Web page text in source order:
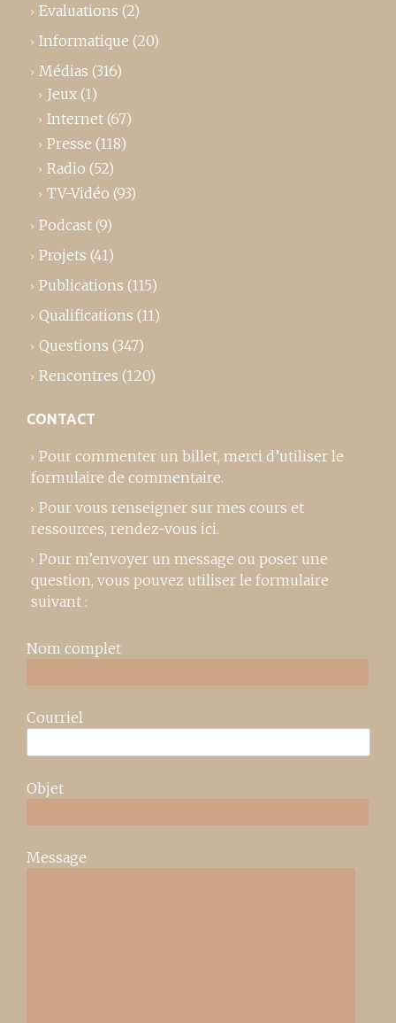
Evaluations (2)
Informatique (20)
Médias (316)
Jeux (1)
Internet (67)
Presse (118)
Radio (52)
TV-Vidéo (93)
Podcast (9)
Projets (41)
Publications (115)
Qualifications (11)
Questions (347)
Rencontres (120)
CONTACT
Pour commenter un billet, merci d’utiliser le
formulaire de commentaire.
Pour vous renseigner sur mes cours et
ressources, rendez-vous ici.
Pour m’envoyer un message ou poser une
question, vous pouvez utiliser le formulaire
suivant :
Nom complet
Courriel
Objet
Message